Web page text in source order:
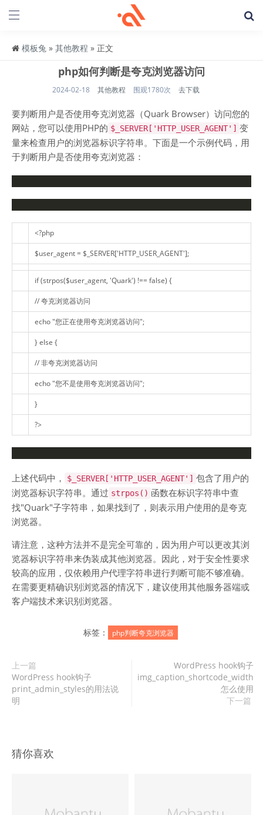
模板兔 » 其他教程 » 正文
php如何判断是夸克浏览器访问
2024-02-18 其他教程 围观1780次 去下载
要判断用户是否使用夸克浏览器（Quark Browser）访问您的
网站，您可以使用PHP的 $_SERVER['HTTP_USER_AGENT'] 变
量来检查用户的浏览器标识字符串。下面是一个示例代码，用
于判断用户是否使用夸克浏览器：
<?php
$user_agent= $_SERVER['HTTP_USER_AGENT'];
if(strpos($user_agent, 'Quark') !== false) {
// 夸克浏览器访问
echo"您正在使用夸克浏览器访问";
}else {
// 非夸克浏览器访问
echo"您不是使用夸克浏览器访问";
}
?>
上述代码中， $_SERVER['HTTP_USER_AGENT'] 包含了用户的
浏览器标识字符串。通过 strpos() 函数在标识字符串中查
找"Quark"子字符串，如果找到了，则表示用户使用的是夸克
浏览器。
请注意，这种方法并不是完全可靠的，因为用户可以更改其浏
览器标识字符串来伪装成其他浏览器。因此，对于安全性要求
较高的应用，仅依赖用户代理字符串进行判断可能不够准确。
在需要更精确识别浏览器的情况下，建议使用其他服务器端或
客户端技术来识别浏览器。
标签： php判断夸克浏览器
上一篇
WordPress hook钩子
print_admin_styles的用法说
明
WordPress hook钩子
img_caption_shortcode_width
怎么使用
下一篇
猜你喜欢